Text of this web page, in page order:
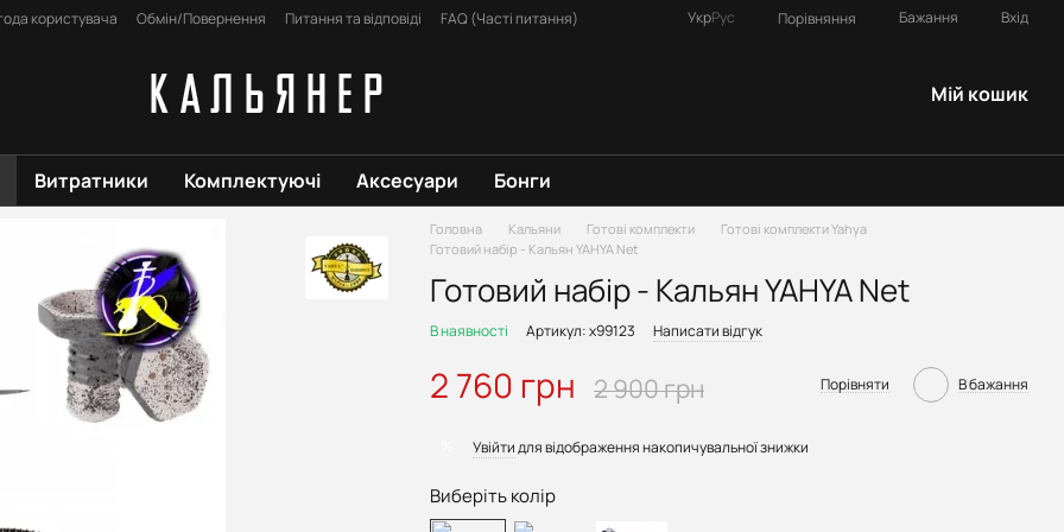
користувача Обмін/Повернення Питання та відповіді
FAQ (Часті питання)
УкрРус Порівняння Бажання Вхід
Мій кошик
Витратники Комплектуючі Аксесуари Бонги
Головна Кальяни Готові комплекти
Готові комплекти Yahya
Готовий набір - Кальян YAHYA Net
Готовий набір - Кальян YAHYA Net
В наявності Артикул: х99123 Написати відгук
2 760 грн 2 900 грн Порівняти В бажання
Увійтидля відображення накопичувальної знижки
Виберіть колір